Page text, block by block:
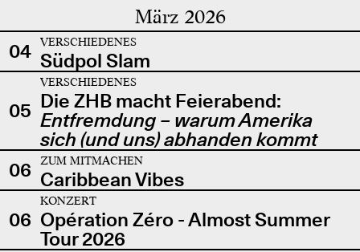
März 2026
04 VERSCHIEDENES
Südpol Slam
05
VERSCHIEDENES
Die ZHB macht Feierabend:
Entfremdung – warum Amerika
sich (und uns) abhanden kommt
06
ZUM MITMACHEN
Caribbean Vibes
06
KONZERT
Opération Zéro - Almost Summer
Tour 2026